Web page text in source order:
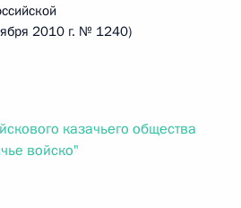
2010 г. № 1240)
казачьего общества
войско"